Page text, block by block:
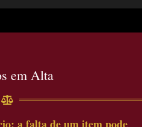
em Alta